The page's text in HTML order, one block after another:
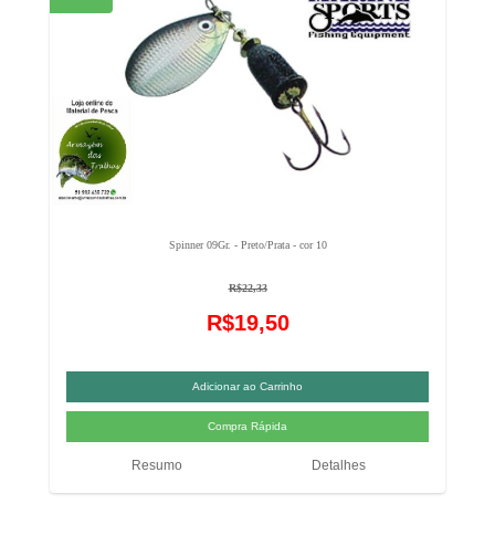
Spinner 09Gr. - Preto/Prata - cor 10
R$22,33
R$19,50
Resumo Detalhes